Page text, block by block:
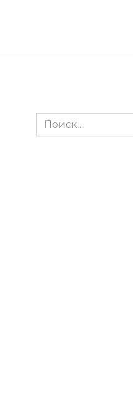
Search
for: